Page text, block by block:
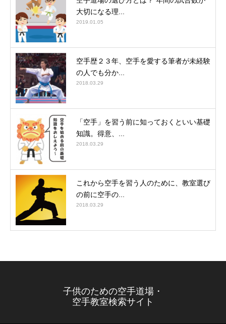
大切になる理...
2019.01.05
空手歴２３年、空手を愛する筆者が未経験
の人でも分か...
2018.03.29
「空手」を習う前に知っておくといい基礎
知識。得意、...
2018.03.29
これから空手を習う人のために、教室選び
の前に空手の...
2018.03.29
子供のための空手道場・
空手教室検索サイト